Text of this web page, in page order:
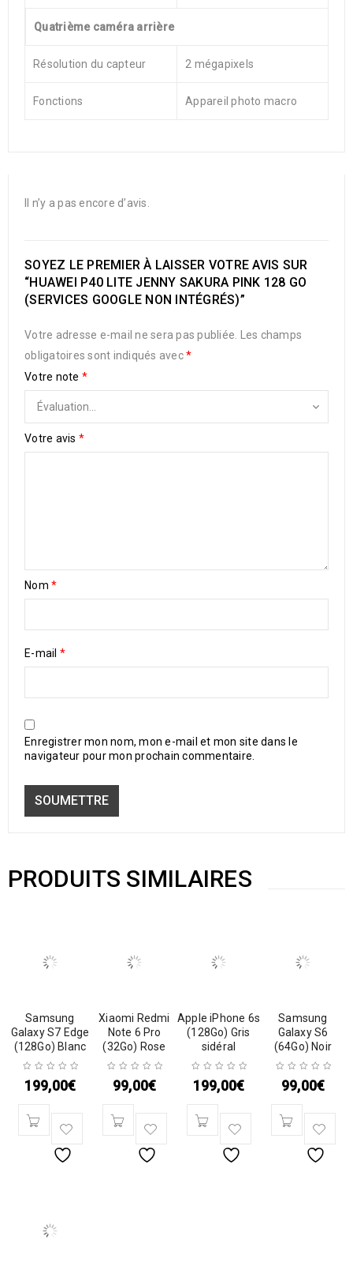
Quatrième caméra arrière
Résolution du capteur 2 mégapixels
Fonctions Appareil photo macro
Il n’y a pas encore d’avis.
SOYEZ LE PREMIER À LAISSER VOTRE AVIS SUR
“HUAWEI P40 LITE JENNY SAKURA PINK 128 GO
(SERVICES GOOGLE NON INTÉGRÉS)”
Votre adresse e-mail ne sera pas publiée.
Les champs
obligatoires sont indiqués avec*
Votre note *
Votre avis *
Nom *
E-mail *
Enregistrer mon nom, mon e-mail et mon site dans le
navigateur pour mon prochain commentaire.
PRODUITS SIMILAIRES
Samsung
Galaxy S7 Edge
(128Go) Blanc
199,00€
Xiaomi Redmi
Note 6 Pro
(32Go) Rose
99,00€
Apple iPhone 6s
(128Go) Gris
sidéral
199,00€
Samsung
Galaxy S6
(64Go) Noir
99,00€